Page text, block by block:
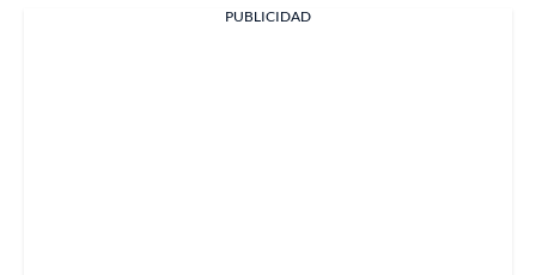
PUBLICIDAD